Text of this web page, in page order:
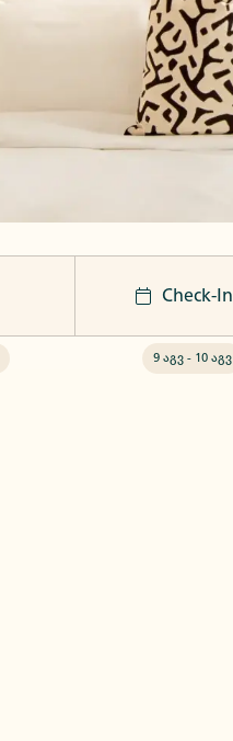
Check-In
9 აგვ - 10 აგვ